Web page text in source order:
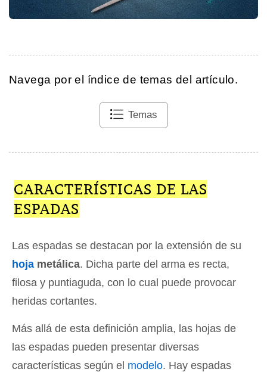
Navega por el índice de temas del artículo.
Temas
CARACTERÍSTICAS DE LAS
ESPADAS
Las espadas se destacan por la extensión de su
hoja metálica. Dicha parte del arma es recta,
filosa y puntiaguda, con lo cual puede provocar
heridas cortantes.
Más allá de esta definición amplia, las hojas de
las espadas pueden presentar diversas
características según el modelo. Hay espadas